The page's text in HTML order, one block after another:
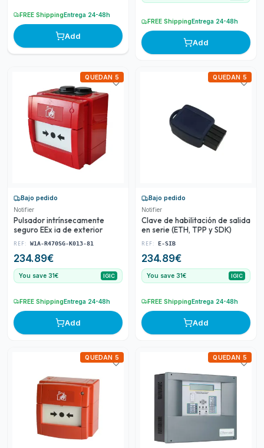
FREE ShippingEntrega 24-48h
Add
FREE Shipping Entrega 24-48h
Add
Bajo pedido
Notifier
Pulsador intrínsecamente
seguro EEx ia de exterior
REF: W1A-R470SG-K013-81
234.89€
QUEDAN 5
You save 31€ IGIC
FREE ShippingEntrega 24-48h
Add
Bajo pedido
Notifier
Clave de habilitación de salida
en serie (ETH, TPP y SDK)
REF: E-SIB
234.89€
QUEDAN 5
You save 31€ IGIC
FREE ShippingEntrega 24-48h
Add
QUEDAN 5 QUEDAN 5